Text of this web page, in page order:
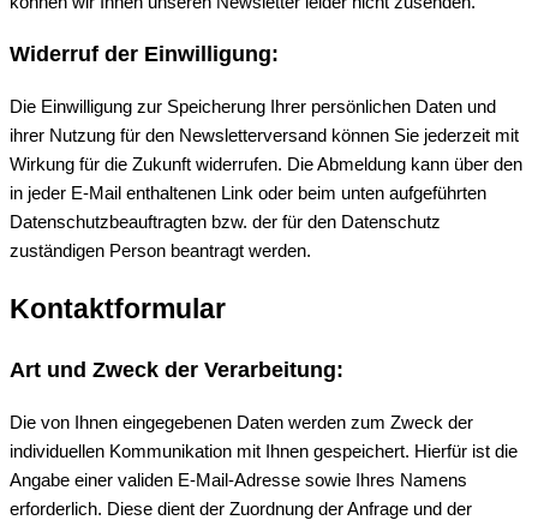
Widerruf der Einwilligung:
Die Einwilligung zur Speicherung Ihrer persönlichen Daten und
ihrer Nutzung für den Newsletterversand können Sie jederzeit mit
Wirkung für die Zukunft widerrufen. Die Abmeldung kann über den
in jeder E-Mail enthaltenen Link oder beim unten aufgeführten
Datenschutzbeauftragten bzw. der für den Datenschutz
zuständigen Person beantragt werden.
Kontaktformular
Art und Zweck der Verarbeitung:
Die von Ihnen eingegebenen Daten werden zum Zweck der
individuellen Kommunikation mit Ihnen gespeichert. Hierfür ist die
Angabe einer validen E-Mail-Adresse sowie Ihres Namens
erforderlich. Diese dient der Zuordnung der Anfrage und der